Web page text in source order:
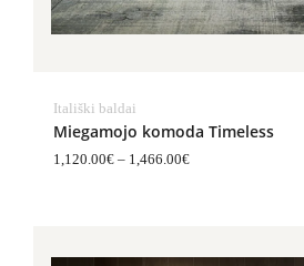
Itališki baldai
Miegamojo komoda Timeless
1,120.00€ – 1,466.00€